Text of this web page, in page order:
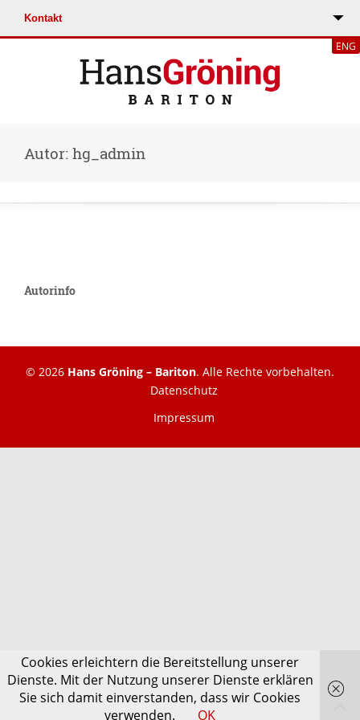
ENG
Autor: hg_admin
Autorinfo
© 2026 Hans Gröning – Bariton. Alle Rechte vorbehalten.
Datenschutz
Impressum
Cookies erleichtern die Bereitstellung unserer
Dienste. Mit der Nutzung unserer Dienste erklären
Sie sich damit einverstanden, dass wir Cookies
verwenden.
OK